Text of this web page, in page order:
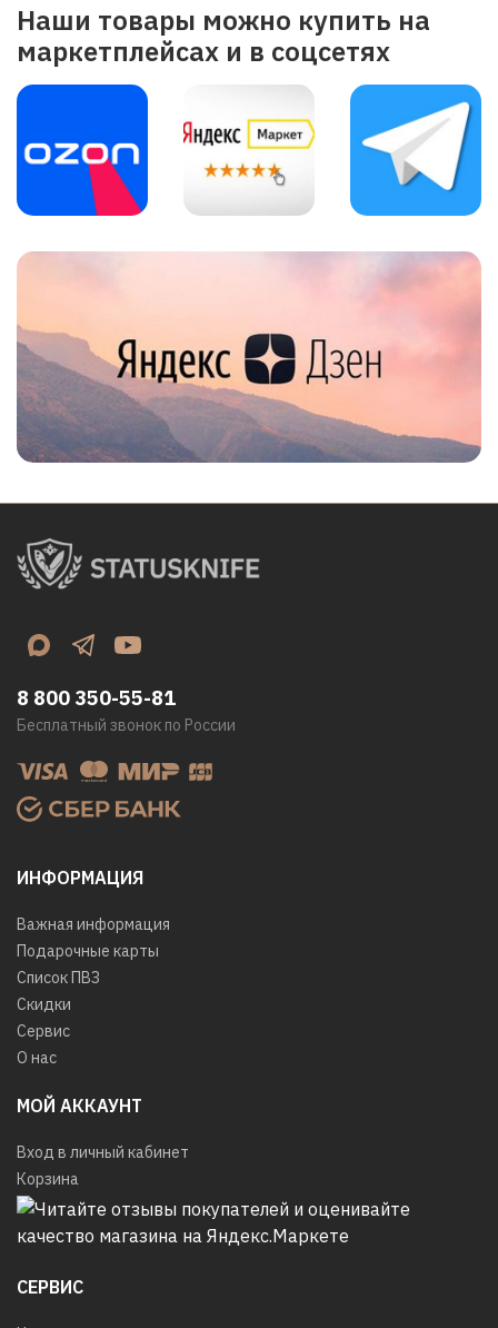
Наши товары можно купить на
маркетплейсах и в соцсетях
ИНФОРМАЦИЯ
Важная информация
Подарочные карты
Список ПВЗ
Скидки
Сервис
О нас
МОЙ АККАУНТ
Вход в личный кабинет
Корзина
СЕРВИС
8 800 350-55-81
Бесплатный звонок по России